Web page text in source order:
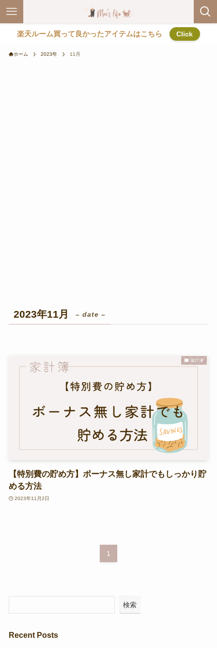
楽天ルーム買って良かったアイテムはこちら Click
ホーム 2023年 11月
2023年11月 – date –
家計簿
【特別費の貯め方】ボーナス無し家計でもしっかり貯
める方法
2023年11月2日
1
検索
Recent Posts